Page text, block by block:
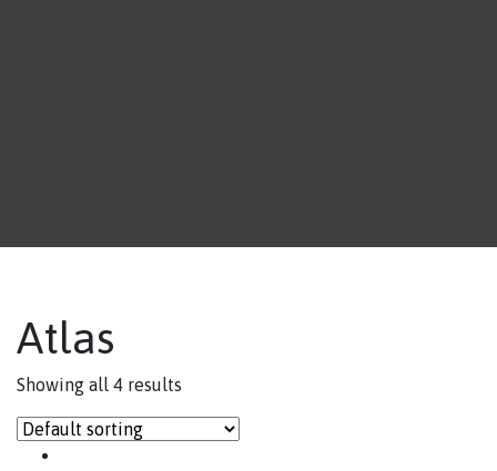
Atlas
Showing all 4 results